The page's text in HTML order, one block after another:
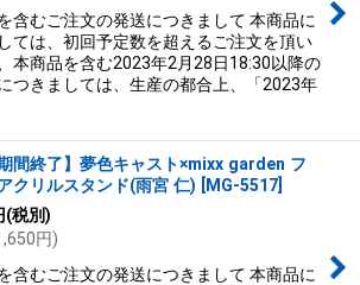
含むご注文の発送につきまして 本商品に
ては、初回予定数を超えるご注文を頂い
本商品を含む2023年2月28日18:30以降の
つきましては、生産の都合上、「2023年
期間終了】夢色キャスト×mixx garden フ
クリルスタンド(雨宮 仁)
MG-5517
(税別)
円)
含むご注文の発送につきまして 本商品に